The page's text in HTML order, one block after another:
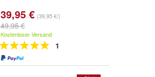
39,95 € (39,95 €/)
49,95 €
Kostenloser Versand
1